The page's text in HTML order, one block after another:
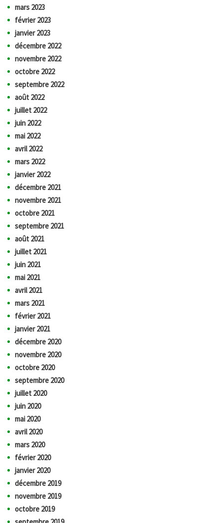
mars 2023
février 2023
janvier 2023
décembre 2022
novembre 2022
octobre 2022
septembre 2022
août 2022
juillet 2022
juin 2022
mai 2022
avril 2022
mars 2022
janvier 2022
décembre 2021
novembre 2021
octobre 2021
septembre 2021
août 2021
juillet 2021
juin 2021
mai 2021
avril 2021
mars 2021
février 2021
janvier 2021
décembre 2020
novembre 2020
octobre 2020
septembre 2020
juillet 2020
juin 2020
mai 2020
avril 2020
mars 2020
février 2020
janvier 2020
décembre 2019
novembre 2019
octobre 2019